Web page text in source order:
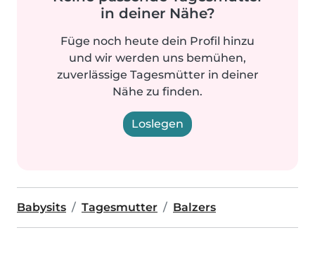
in deiner Nähe?
Füge noch heute dein Profil hinzu
und wir werden uns bemühen,
zuverlässige Tagesmütter in deiner
Nähe zu finden.
Loslegen
Babysits Tagesmutter Balzers